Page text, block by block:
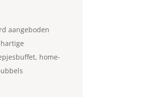
aangeboden
home-